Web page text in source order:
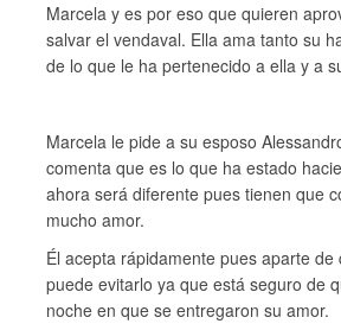
Marcela y es por eso que quieren
salvar el vendaval. Ella ama tanto su
de lo que le ha pertenecido a ella y a
Marcela le pide a su esposo
comenta que es lo que ha estado
ahora será diferente pues tienen que
mucho amor.
Él acepta rápidamente pues aparte
puede evitarlo ya que está seguro de
noche en que se entregaron su amor.